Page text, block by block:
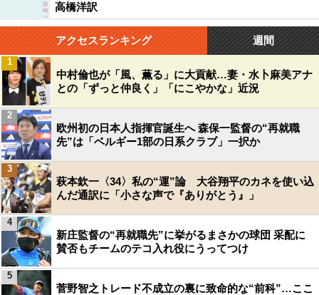
高橋洋訳
アクセスランキング 週間
中村倫也が「風、薫る」に大貢献…妻・水卜麻美アナ
との「ずっと仲良く」「にこやかな」近況
1
欧州初の日本人指揮官誕生へ 森保一監督の“再就職
先”は「ベルギー1部の日系クラブ」一択か
2
萩本欽一〈34〉私の“運”論 大谷翔平のカネを使い込
んだ通訳に「小さな声で『ありがとう』」
3
新庄監督の“再就職先”に挙がるまさかの球団 采配に
賛否もチームのテコ入れ役にうってつけ
4
菅野智之トレード不成立の裏に致命的な“前科”…ここ
5